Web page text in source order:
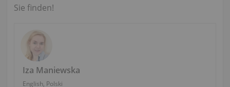
Sie finden!
Iza Maniewska
English, Polski